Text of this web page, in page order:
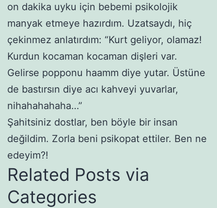
on dakika uyku için bebemi psikolojik
manyak etmeye hazırdım. Uzatsaydı, hiç
çekinmez anlatırdım: “Kurt geliyor, olamaz!
Kurdun kocaman kocaman dişleri var.
Gelirse popponu haamm diye yutar. Üstüne
de bastırsın diye acı kahveyi yuvarlar,
nihahahahaha…”
Şahitsiniz dostlar, ben böyle bir insan
değildim. Zorla beni psikopat ettiler. Ben ne
edeyim?!
Related Posts via
Categories